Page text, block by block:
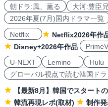
朝ドラ:風、薫る 大河:豊臣
2026年夏(7月)国内ドラマ一覧
Netflix
Netflix2026年作
Disney+2026年作品
U-NEXT
Lemino Hulu
グローバル視点で読む韓国ドラ
【最新8月】韓国でスタート
韓流再現レポ(取材)
制作